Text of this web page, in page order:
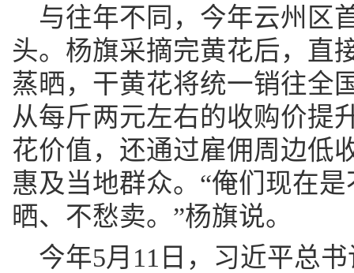
与往年不同，今年云州区
头。杨旗采摘完黄花后，直
蒸晒，干黄花将统一销往全
从每斤两元左右的收购价提
花价值，还通过雇佣周边低
惠及当地群众。“俺们现在
晒、不愁卖。”杨旗说。
今年5月11日，习近平总